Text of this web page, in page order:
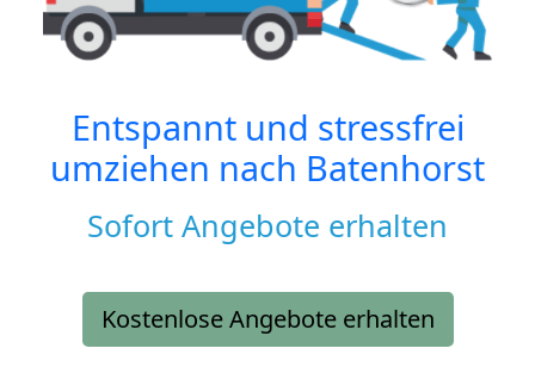
Entspannt und stressfrei
umziehen nach Batenhorst
Sofort Angebote erhalten
Kostenlose Angebote erhalten